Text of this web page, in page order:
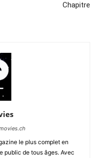
Chapitre
le plus complet en
public de tous âges. Avec